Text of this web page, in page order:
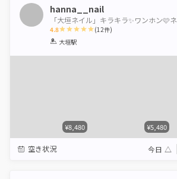
hanna__nail
「大垣ネイル」キラキラ✨ワンホン🩷
4.8
1 2 3
(12件)
大垣駅
¥8,480 ¥5,480
空き状況 今日 △